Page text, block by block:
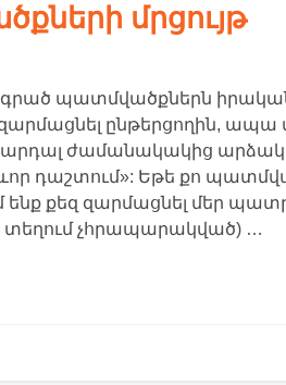
մրցույթ
գրած պատմվածքներն
ընթերցողին, ապա
ժամանակակից արձակ
դաշտում»: Եթե քո
քեզ զարմացնել մեր
տեղում չհրապարակված) …